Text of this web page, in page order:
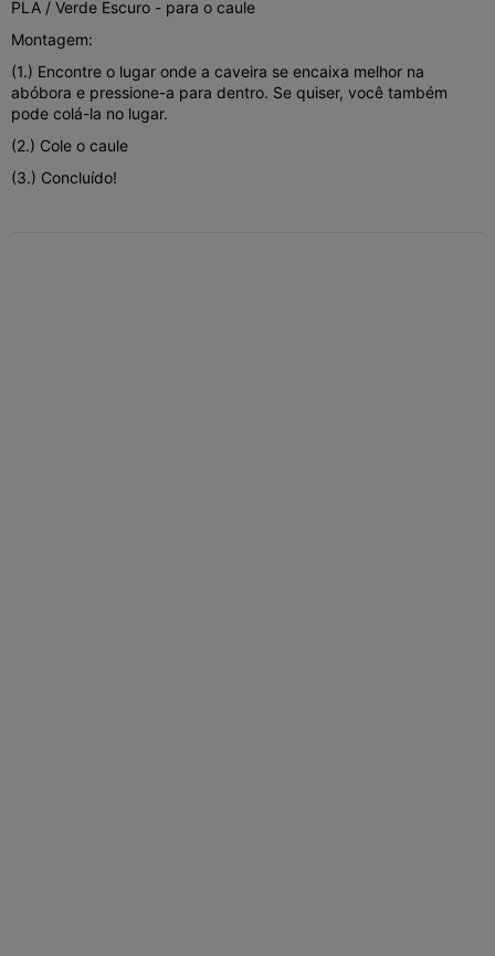
PLA / Verde Escuro - para o caule
Montagem:
(1.) Encontre o lugar onde a caveira se encaixa melhor na
abóbora e pressione-a para dentro. Se quiser, você também
pode colá-la no lugar.
(2.) Cole o caule
(3.) Concluído!